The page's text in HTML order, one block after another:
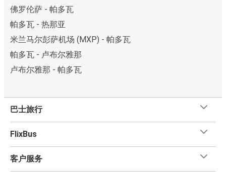
佛罗伦萨 - 帕多瓦
帕多瓦 - 热那亚
米兰马尔彭萨机场 (MXP) - 帕多瓦
帕多瓦 - 卢布尔雅那
卢布尔雅那 - 帕多瓦
巴士旅行
FlixBus
客户服务